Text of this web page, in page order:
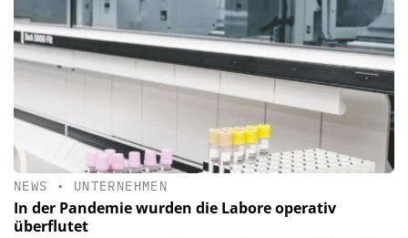
NEWS • UNTERNEHMEN
In der Pandemie wurden die Labore operativ
überflutet